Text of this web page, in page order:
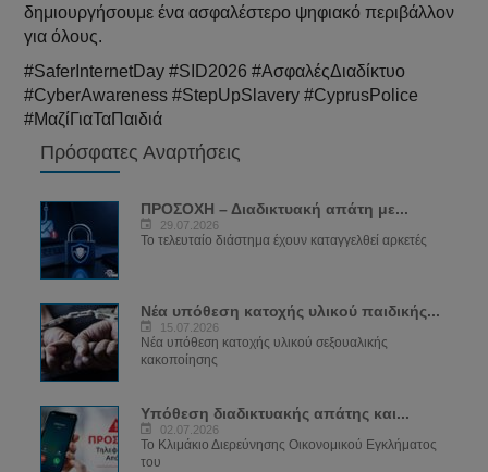
δημιουργήσουμε ένα ασφαλέστερο ψηφιακό περιβάλλον
για όλους.
#SaferInternetDay #SID2026 #ΑσφαλέςΔιαδίκτυο
#CyberAwareness #StepUpSlavery #CyprusPolice
#ΜαζίΓιαΤαΠαιδιά
Πρόσφατες Αναρτήσεις
ΠΡΟΣΟΧΗ – Διαδικτυακή απάτη με...
29.07.2026
Το τελευταίο διάστημα έχουν καταγγελθεί αρκετές
Νέα υπόθεση κατοχής υλικού παιδικής...
15.07.2026
Νέα υπόθεση κατοχής υλικού σεξουαλικής
κακοποίησης
Υπόθεση διαδικτυακής απάτης και...
02.07.2026
Το Κλιμάκιο Διερεύνησης Οικονομικού Εγκλήματος
του